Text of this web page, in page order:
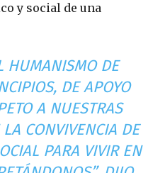
y social de una
HUMANISMO DE
DE APOYO
A NUESTRAS
CONVIVENCIA DE
PARA VIVIR EN